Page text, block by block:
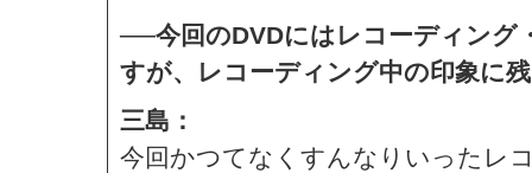
──今回のDVDにはレコーディング
すが、レコーディング中の印象に
三島：
今回かつてなくすんなりいったレ